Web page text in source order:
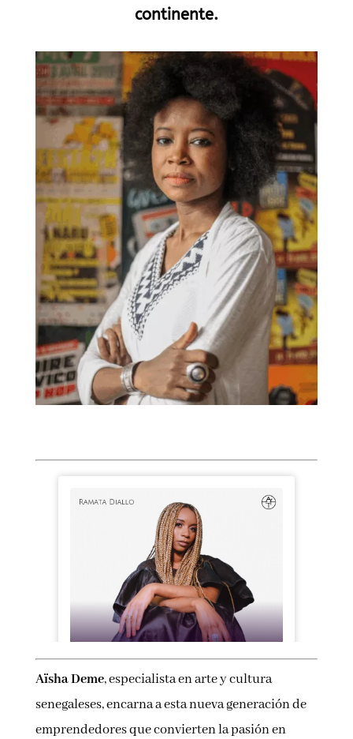
continente.
Aïsha Deme, especialista en arte y cultura
senegaleses, encarna a esta nueva generación de
emprendedores que convierten la pasión en